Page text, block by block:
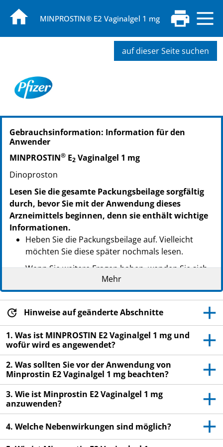
MINPROSTIN® E2 Vaginalgel 1 mg
auf dieser Seite suchen
PZN: 07666222
PPN: 110766622248
Gebrauchsinformation: Information für den
Anwender
MINPROSTIN® E2 Vaginalgel 1 mg
Dinoproston
Lesen Sie die gesamte Packungsbeilage sorgfältig
durch, bevor Sie mit der Anwendung dieses
Arzneimittels beginnen, denn sie enthält wichtige
Informationen.
Heben Sie die Packungsbeilage auf. Vielleicht
möchten Sie diese später nochmals lesen.
Wenn Sie weitere Fragen haben, wenden Sie sich
an Ihren Arzt, Apotheker oder das medizinische
Fachpersonal.
Dieses Arzneimittel wurde Ihnen persönlich
verschrieben. Geben Sie es nicht an Dritte weiter.
Es kann anderen Menschen schaden, auch wenn
diese die gleichen Beschwerden haben wie Sie.
Wenn Sie Nebenwirkungen bemerken, wenden Sie
sich an Ihren Arzt, Apotheker oder das
medizinische Fachpersonal. Dies gilt auch für
Nebenwirkungen, die nicht in dieser
Packungsbeilage angegeben sind. Siehe Abschnitt
4.
Mehr
Hinweise auf geänderte Abschnitte
1. Was ist MINPROSTIN E2 Vaginalgel 1 mg und
wofür wird es angewendet?
2. Was sollten Sie vor der Anwendung von
Minprostin E2 Vaginalgel 1 mg beachten?
3. Wie ist Minprostin E2 Vaginalgel 1 mg
anzuwenden?
4. Welche Nebenwirkungen sind möglich?